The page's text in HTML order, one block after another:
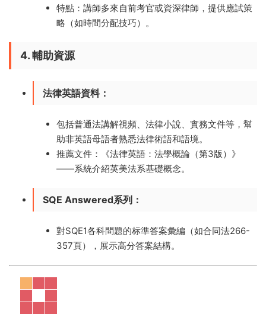
特點：講師多來自前考官或資深律師，提供應試策
略（如時間分配技巧）。
4. 輔助資源
法律英語資料：
包括普通法講解視頻、法律小說、實務文件等，幫
助非英語母語者熟悉法律術語和語境。
推薦文件：《法律英語：法學概論（第3版）》
——系統介紹英美法系基礎概念。
SQE Answered系列 ：
對SQE1各科問題的标準答案彙編（如合同法266-
357頁），展示高分答案結構。